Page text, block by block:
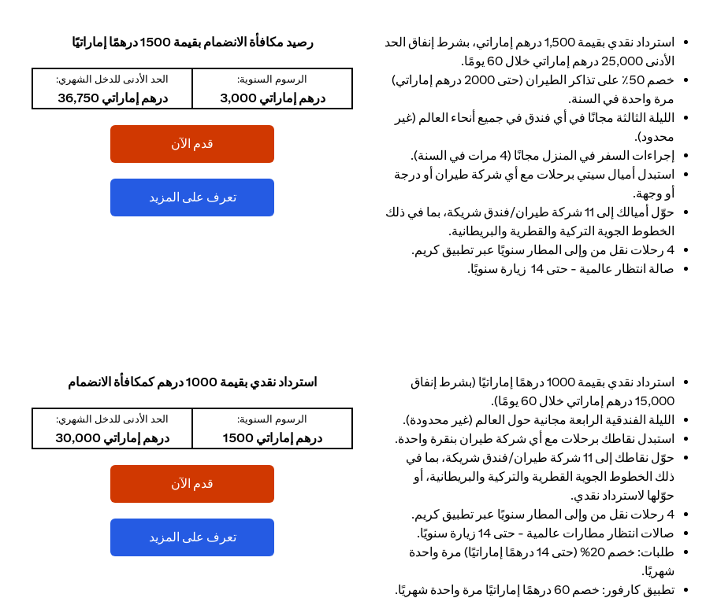
استرداد نقدي بقيمة 1,500 درهم إماراتي، بشرط إنفاق الحد
الأدنى 25,000 درهم إماراتي خلال 60 يومًا.
خصم 50٪ على تذاكر الطيران (حتى 2000 درهم إماراتي)
مرة واحدة في السنة.
الليلة الثالثة مجانًا في أي فندق في جميع أنحاء العالم (غير
محدود).
إجراءات السفر في المنزل مجانًا (4 مرات في السنة).
استبدل أميال سيتي برحلات مع أي شركة طيران أو درجة
أو وجهة.
حوّل أميالك إلى 11 شركة طيران/فندق شريكة، بما في ذلك
الخطوط الجوية التركية والقطرية والبريطانية.
4 رحلات نقل من وإلى المطار سنويًا عبر تطبيق كريم.
صالة انتظار عالمية - حتى 14 زيارة سنويًا.
رصيد مكافأة الانضمام بقيمة 1500 درهمًا إماراتيًا
الرسوم السنوية:
درهم إماراتي 3,000
الحد الأدنى للدخل الشهري:
درهم إماراتي 36,750
قدم الآن
تعرف على المزيد
استرداد نقدي بقيمة 1000 درهمًا إماراتيًا (بشرط إنفاق
15,000 درهم إماراتي خلال 60 يومًا).
الليلة الفندقية الرابعة مجانية حول العالم (غير محدودة).
استبدل نقاطك برحلات مع أي شركة طيران بنقرة واحدة.
حوّل نقاطك إلى 11 شركة طيران/فندق شريكة، بما في
ذلك الخطوط الجوية القطرية والتركية والبريطانية، أو
حوّلها لاسترداد نقدي.
4 رحلات نقل من وإلى المطار سنويًا عبر تطبيق كريم.
صالات انتظار مطارات عالمية - حتى 14 زيارة سنويًا.
طلبات: خصم 20% (حتى 14 درهمًا إماراتيًا) مرة واحدة
شهريًا.
تطبيق كارفور: خصم 60 درهمًا إماراتيًا مرة واحدة شهريًا.
استرداد نقدي بقيمة 1000 درهم كمكافأة الانضمام
الرسوم السنوية:
درهم إماراتي 1500
الحد الأدنى للدخل الشهري:
درهم إماراتي 30,000
قدم الآن
تعرف على المزيد